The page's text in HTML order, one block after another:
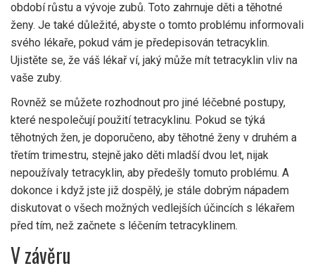
období růstu a vývoje zubů. Toto zahrnuje děti a těhotné
ženy. Je také důležité, abyste o tomto problému informovali
svého lékaře, pokud vám je předepisován tetracyklin.
Ujistěte se, že váš lékař ví, jaký může mít tetracyklin vliv na
vaše zuby.
Rovněž se můžete rozhodnout pro jiné léčebné postupy,
které nespolečují použití tetracyklinu. Pokud se týká
těhotných žen, je doporučeno, aby těhotné ženy v druhém a
třetím trimestru, stejně jako děti mladší dvou let, nijak
nepoužívaly tetracyklin, aby předešly tomuto problému. A
dokonce i když jste již dospělý, je stále dobrým nápadem
diskutovat o všech možných vedlejších účincích s lékařem
před tím, než začnete s léčením tetracyklinem.
V závěru